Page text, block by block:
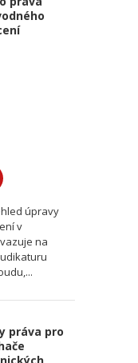
úpravy
v
na
práva pro